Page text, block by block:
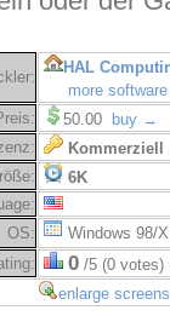
HAL
more
50.00
buy →
Kommerziell
6K
OS:
Windows 98/
0/5 (0 votes)
enlarge